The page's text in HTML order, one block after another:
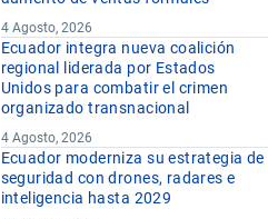
4 Agosto, 2026
Ecuador integra nueva coalición
regional liderada por Estados
Unidos para combatir el crimen
organizado transnacional
4 Agosto, 2026
Ecuador moderniza su estrategia de
seguridad con drones, radares e
inteligencia hasta 2029